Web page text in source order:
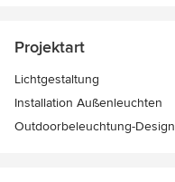
Projektart
Lichtgestaltung
Installation Außenleuchten
Outdoorbeleuchtung-Design